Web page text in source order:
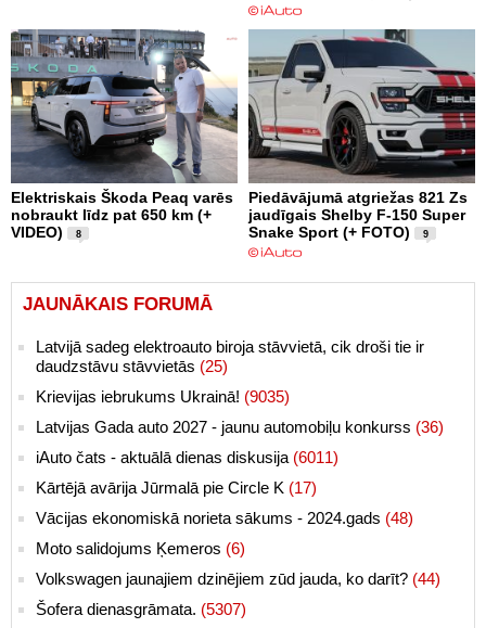
Elektriskais Škoda Peaq varēs
nobraukt līdz pat 650 km (+
VIDEO)
8
Piedāvājumā atgriežas 821 Zs
jaudīgais Shelby F-150 Super
Snake Sport (+ FOTO)
9
JAUNĀKAIS FORUMĀ
Latvijā sadeg elektroauto biroja stāvvietā, cik droši tie ir
daudzstāvu stāvvietās (25)
Krievijas iebrukums Ukrainā! (9035)
Latvijas Gada auto 2027 - jaunu automobiļu konkurss (36)
iAuto čats - aktuālā dienas diskusija (6011)
Kārtējā avārija Jūrmalā pie Circle K (17)
Vācijas ekonomiskā norieta sākums - 2024.gads (48)
Moto salidojums Ķemeros (6)
Volkswagen jaunajiem dzinējiem zūd jauda, ko darīt? (44)
Šofera dienasgrāmata. (5307)